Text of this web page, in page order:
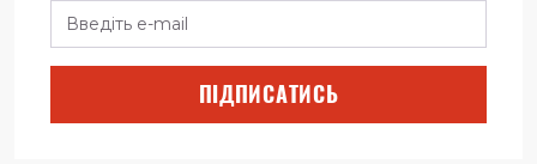
ПІДПИСАТИСЬ